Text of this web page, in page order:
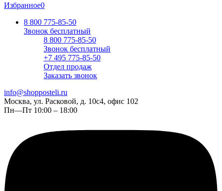
Избранное0
8 800 775-85-50
Звонок бесплатный
8 800 775-85-50
Звонок бесплатный
+7 495 775-85-50
Отдел продаж
Заказать звонок
info@shopposteli.ru
Москва, ул. Расковой, д. 10с4, офис 102
Пн—Пт 10:00 – 18:00